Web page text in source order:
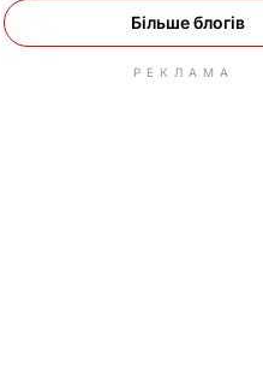
Більше блогів
РЕКЛАМА